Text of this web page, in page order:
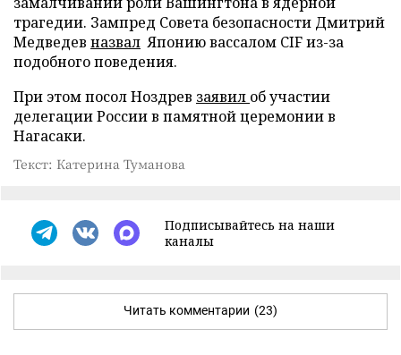
трагедии. Зампред Совета безопасности Дмитрий
Медведев назвал Японию вассалом CIF из-за
подобного поведения.
При этом посол Ноздрев заявил об участии
делегации России в памятной церемонии в
Нагасаки.
Текст: Катерина Туманова
Подписывайтесь на наши
каналы
Читать комментарии (23)